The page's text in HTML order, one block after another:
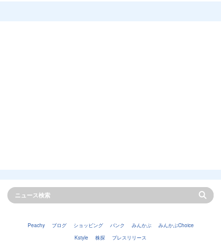
Peachy ブログ ショッピング バンク みんかぶ
みんかぶChoice
Kstyle
株探 プレスリリース